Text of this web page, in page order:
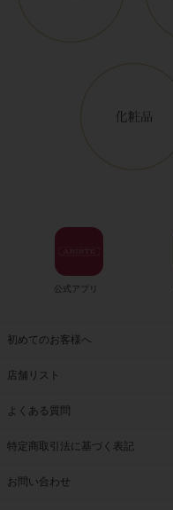
公式アプリ
初めてのお客様へ
店舗リスト
よくある質問
特定商取引法に基づく表記
お問い合わせ